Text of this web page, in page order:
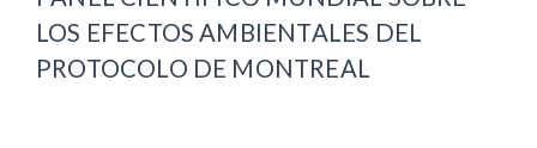
LOS EFECTOS AMBIENTALES DEL
PROTOCOLO DE MONTREAL